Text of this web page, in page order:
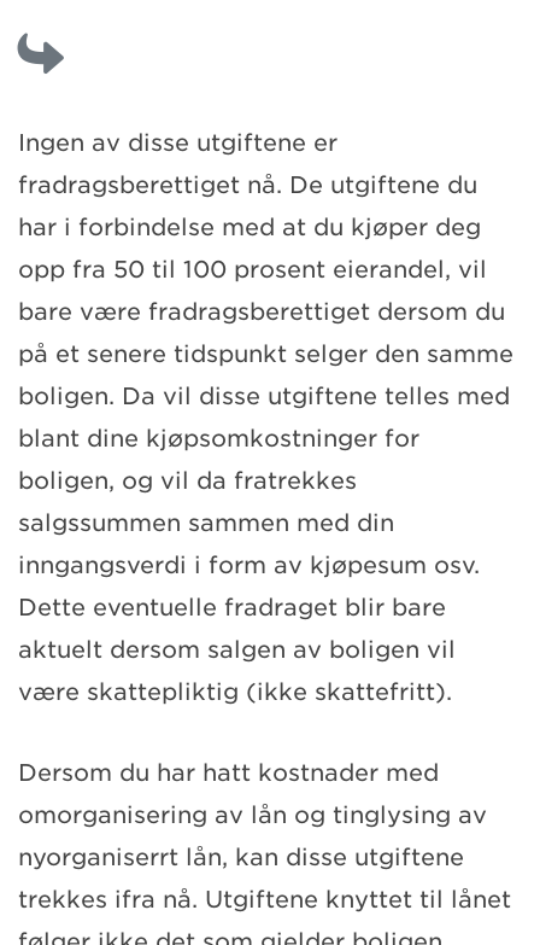
Ingen av disse utgiftene er
fradragsberettiget nå. De utgiftene du
har i forbindelse med at du kjøper deg
opp fra 50 til 100 prosent eierandel, vil
bare være fradragsberettiget dersom du
på et senere tidspunkt selger den samme
boligen. Da vil disse utgiftene telles med
blant dine kjøpsomkostninger for
boligen, og vil da fratrekkes
salgssummen sammen med din
inngangsverdi i form av kjøpesum osv.
Dette eventuelle fradraget blir bare
aktuelt dersom salgen av boligen vil
være skattepliktig (ikke skattefritt).
Dersom du har hatt kostnader med
omorganisering av lån og tinglysing av
nyorganiserrt lån, kan disse utgiftene
trekkes ifra nå. Utgiftene knyttet til lånet